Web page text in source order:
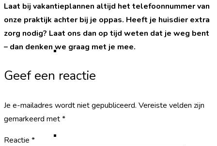
Parasieten
Laat bij vakantieplannen altijd het telefoonnummer van
onze praktijk achter bij je oppas. Heeft je huisdier extra
zorg nodig? Laat ons dan op tijd weten dat je weg bent
– dan denken we graag met je mee.
Geef een reactie
Je e-mailadres wordt niet gepubliceerd. Vereiste velden zijn
gemarkeerd met*
Reactie *